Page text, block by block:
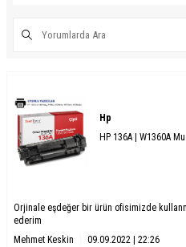
Hp
HP 136A | W1360A
Orjinale eşdeğer bir ürün ofisimizde
ederim
Mehmet Keskin
09.09.2022 | 22:26